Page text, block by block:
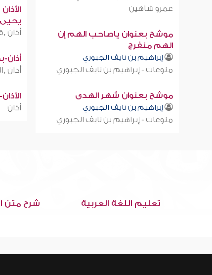
عمرو شاهين
موشح بعنوان ياصاحب الهم إن
الهم منفرج
إبراهيم بن نايف الجبوري
منوعات - إبراهيم بن نايف الجبوري
موشح بعنوان شهر الهدى
إبراهيم بن نايف الجبوري
منوعات - إبراهيم بن نايف الجبوري
يحيى
أذان
أذان-
أذان
أذان
تعليم اللغة العربية شرح متن